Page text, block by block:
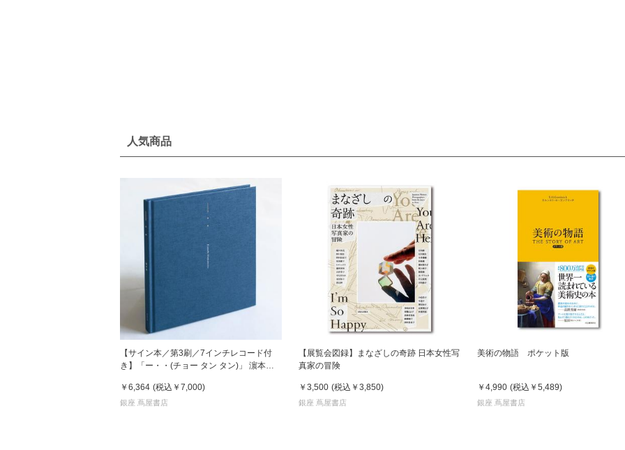
人気商品
【サイン本／第3刷／7インチレコード付
き】「ー・・(チョー タン タン)」 濵本奏
￥6,364 (税込 ￥7,000)
銀座 蔦屋書店
【展覧会図録】まなざしの奇跡 日本女性写
真家の冒険
￥3,500 (税込 ￥3,850)
銀座 蔦屋書店
美術の物語 ポケット版
￥4,990 (税込 ￥5,489)
銀座 蔦屋書店